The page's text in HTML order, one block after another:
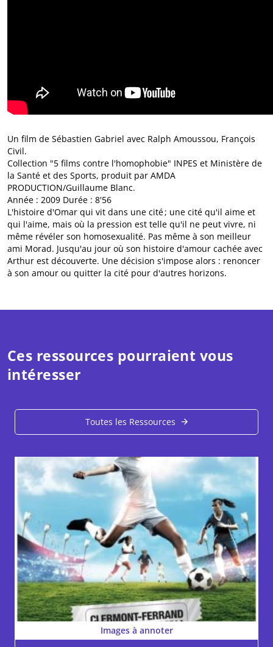
Un film de Sébastien Gabriel avec Ralph Amoussou, François
Civil.
Collection "5 films contre l'homophobie" INPES et Ministère de
la Santé et des Sports, produit par AMDA
PRODUCTION/Guillaume Blanc.
Année : 2009 Durée : 8'56
L'histoire d'Omar qui vit dans une cité ; une cité qu'il aime et
qui l'aime, mais où la pression est telle qu'il ne peut vivre, ni
même révéler son homosexualité. Pas même à son meilleur
ami Morad. Jusqu'au jour où son histoire d'amour cachée avec
Arthur est découverte. Une décision s'impose alors : renoncer
à son amour ou quitter la cité pour d'autres horizons.
Ces ressources pourraient vous
intéresser
Toutes les Ressources
Images à annoter